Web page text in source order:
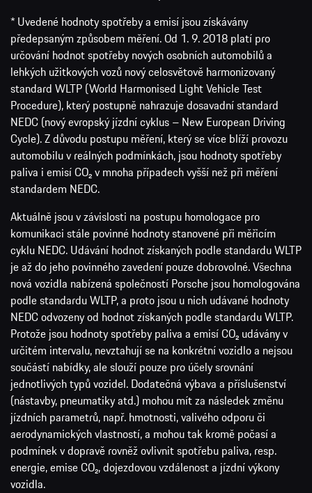
* Uvedené hodnoty spotřeby a emisí jsou získávány
předepsaným způsobem měření. Od 1. 9. 2018 platí pro
určování hodnot spotřeby nových osobních automobilů a
lehkých užitkových vozů nový celosvětově harmonizovaný
standard WLTP (World Harmonised Light Vehicle Test
Procedure), který postupně nahrazuje dosavadní standard
NEDC (nový evropský jízdní cyklus – New European Driving
Cycle). Z důvodu postupu měření, který se více blíží provozu
automobilu v reálných podmínkách, jsou hodnoty spotřeby
paliva i emisí CO₂ v mnoha případech vyšší než při měření
standardem NEDC.
Aktuálně jsou v závislosti na postupu homologace pro
komunikaci stále povinné hodnoty stanovené při měřicím
cyklu NEDC. Udávání hodnot získaných podle standardu WLTP
je až do jeho povinného zavedení pouze dobrovolné. Všechna
nová vozidla nabízená společností Porsche jsou homologována
podle standardu WLTP, a proto jsou u nich udávané hodnoty
NEDC odvozeny od hodnot získaných podle standardu WLTP.
Protože jsou hodnoty spotřeby paliva a emisí CO₂ udávány v
určitém intervalu, nevztahují se na konkrétní vozidlo a nejsou
součástí nabídky, ale slouží pouze pro účely srovnání
jednotlivých typů vozidel. Dodatečná výbava a příslušenství
(nástavby, pneumatiky atd.) mohou mít za následek změnu
jízdních parametrů, např. hmotnosti, valivého odporu či
aerodynamických vlastností, a mohou tak kromě počasí a
podmínek v dopravě rovněž ovlivnit spotřebu paliva, resp.
energie, emise CO₂, dojezdovou vzdálenost a jízdní výkony
vozidla.